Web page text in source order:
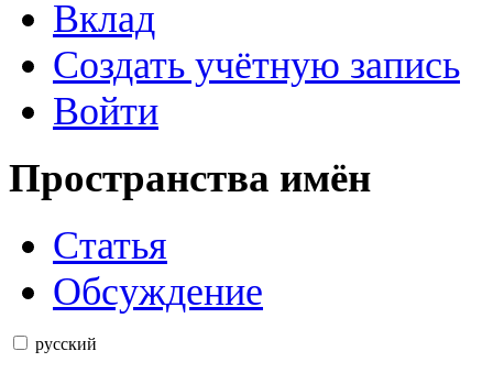
Вклад
Создать учётную запись
Войти
Пространства имён
Статья
Обсуждение
русский